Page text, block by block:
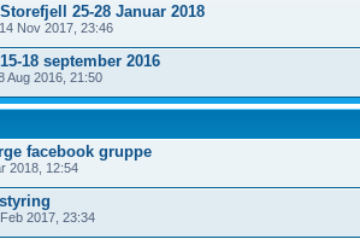
25-28 Januar 2018
Nov 2017, 23:46
18 september 2016
Aug 2016, 21:50
facebook gruppe
2018, 12:54
2017, 23:34